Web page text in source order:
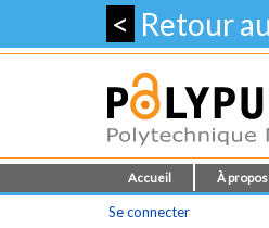
< Retour
Accueil À propos
Se connecter